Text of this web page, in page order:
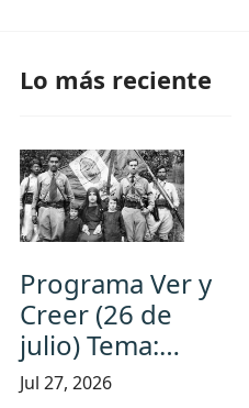
Lo más reciente
Programa Ver y
Creer (26 de
julio) Tema:…
Jul 27, 2026